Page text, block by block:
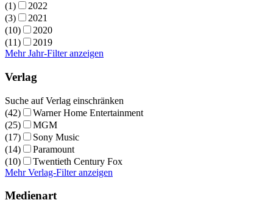
(1)
2022
(3)
2021
(10)
2020
(11)
2019
Mehr Jahr-Filter anzeigen
Verlag
Suche auf Verlag einschränken
(42)
Warner Home Entertainment
(25)
MGM
(17)
Sony Music
(14)
Paramount
(10)
Twentieth Century Fox
Mehr Verlag-Filter anzeigen
Medienart